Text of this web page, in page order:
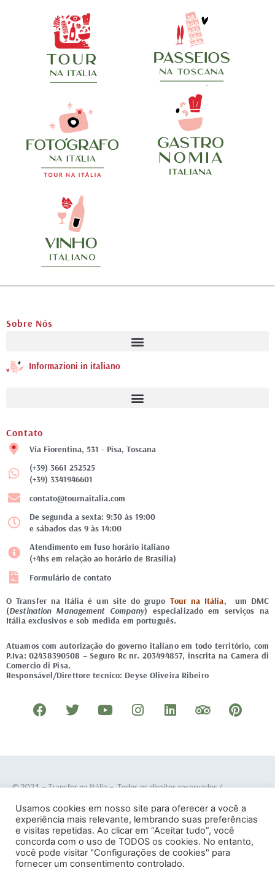
Sobre Nós
Informazioni in italiano
Contato
Via Fiorentina, 531 - Pisa, Toscana
(+39) 3661 252525
(+39) 3341946601
contato@tournaitalia.com
De segunda a sexta: 9:30 às 19:00
e sábados das 9 às 14:00
Atendimento em fuso horário italiano
(+4hs em relação ao horário de Brasília)
Formulário de contato
O Transfer na Itália é um site do grupo Tour na Itália, um DMC
(Destination Management Company) especializado em serviços na
Itália exclusivos e sob medida em português.
Atuamos com autorização do governo italiano em todo território, com
P.Iva: 02438390508 – Seguro Rc nr. 203494857, inscrita na Camera di
Comercio di Pisa.
Responsável/Direttore tecnico: Deyse Oliveira Ribeiro
F
a
e
o
k
T
w
t
e
r
Y
o
t
b
I
n
t
g
r
a
m
L
i
k
d
n
T
r
p
d
s
o
P
i
t
r
e
s
© 2021 – Transfer na Itália – Todos os direitos reservados/
Termos e Condições–Política de Privacidade
Usamos cookies em nosso site para oferecer a você a
experiência mais relevante, lembrando suas preferências
e visitas repetidas. Ao clicar em “Aceitar tudo”, você
concorda com o uso de TODOS os cookies. No entanto,
você pode visitar "Configurações de cookies" para
fornecer um consentimento controlado.